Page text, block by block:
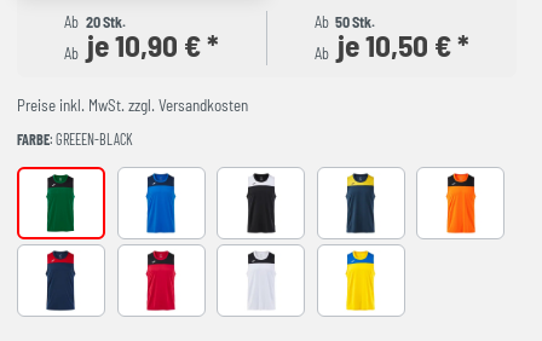
Ab 20 Stk.
Ab je 10,90 € *
Ab 50 Stk.
Ab je 10,50 € *
Preise inkl. MwSt. zzgl. Versandkosten
FARBE: GREEEN-BLACK
GREEEN-BLACK ROYAL-NAVY black-white NAVY-YELLOW ORANGE-
NAVY-RED RED-BLACK YELLOW-ROYAL